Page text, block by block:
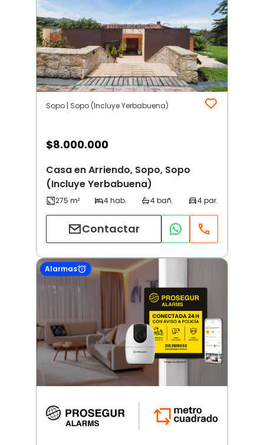
Sopo | Sopo (Incluye Yerbabuena)
$8.000.000
Casa en Arriendo, Sopo, Sopo
(Incluye Yerbabuena)
Contactar
Alarmas